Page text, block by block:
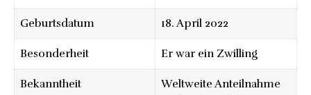
Geburtsdatum 18. April 2022
Besonderheit Er war ein Zwilling
Bekanntheit
Weltweite Anteilnahme